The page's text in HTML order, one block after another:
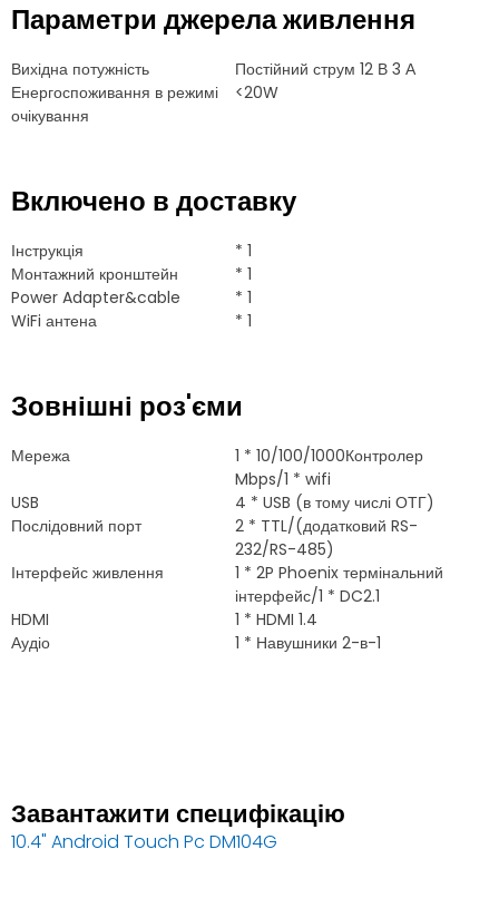
Параметри джерела живлення
Вихідна потужність
Постійний струм 12 В 3 А
Енергоспоживання в режимі
очікування
<20W
Включено в доставку
Інструкція
* 1
Монтажний кронштейн
* 1
Power Adapter&cable
* 1
WiFi антена
* 1
Зовнішні роз'єми
Мережа
1 * 10/100/1000Контролер
Mbps/1 * wifi
USB
4 * USB (в тому числі ОТГ)
Послідовний порт
2 * TTL/(додатковий RS-
232/RS-485)
Інтерфейс живлення
1 * 2P Phoenix термінальний
інтерфейс/1 * DC2.1
HDMI
1 * HDMI 1.4
Аудіо
1 * Навушники 2-в-1
Завантажити специфікацію
10.4" Android Touch Pc DM104G